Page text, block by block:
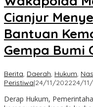
Cianjur
Bantuan
Gempa Bumi
Berita, Daerah, Hukum,
Peristiwa|24/11/202224/
Derap Hukum,